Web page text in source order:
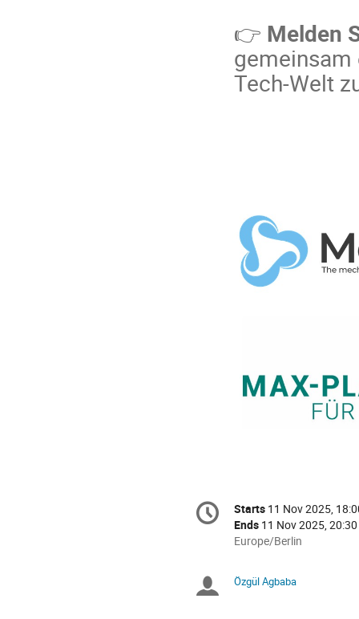
👉 Melden
gemeinsam
Tech-Welt
Conference
information
Date/Time
Starts 11 Nov 2025,
Ends 11 Nov 2025, 20:30
All
in
Europe/Berlin
Chairpersons
Özgül Agbaba